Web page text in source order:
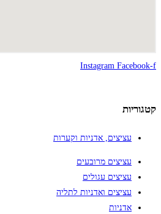
Instagram Facebook-f
קטגוריות
עציצים, אדניות וקערות
עציצים מרובעים
עציצים עגולים
עציצים ואדניות לתליה
אדניות